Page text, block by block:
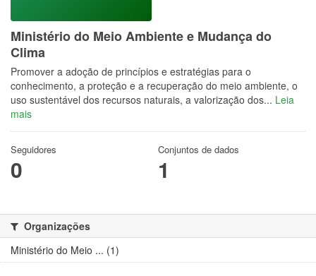
Ministério do Meio Ambiente e Mudança do
Clima
Promover a adoção de princípios e estratégias para o
conhecimento, a proteção e a recuperação do meio ambiente, o
uso sustentável dos recursos naturais, a valorização dos... Leia
mais
Seguidores
0
Conjuntos de dados
1
Organizações
Ministério do Meio ... (1)